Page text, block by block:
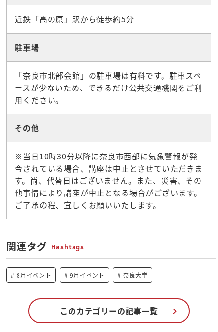
近鉄「高の原」駅から徒歩約5分
駐車場
「奈良市北部会館」の駐車場は有料です。駐車スペ
ースが少ないため、できるだけ公共交通機関をご利
用ください。
その他
※当日10時30分以降に奈良市西部に気象警報が発
令されている場合、講座は中止とさせていただきま
す。尚、代替日はございません。また、災害、その
他事情により講座が中止となる場合がございます。
ご了承の程、宜しくお願いいたします。
関連タグ Hashtags
8月イベント 9月イベント 奈良大学
このカテゴリーの記事一覧